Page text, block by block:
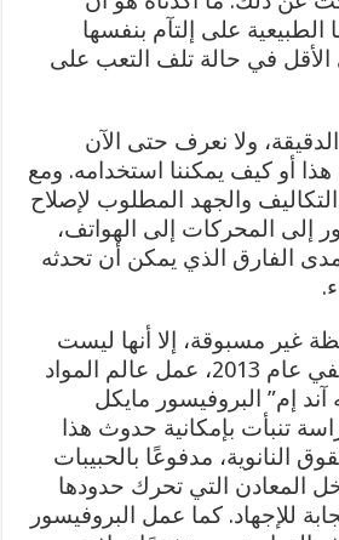
الطبيعية على إلتآم بنفسها
في حالة تلف التعب على
ولا نعرف حتى الآن
أو كيف يمكننا استخدامه. ومع
والجهد المطلوب لإصلاح
المحركات إلى الهواتف،
الفارق الذي يمكن أن تحدثه
غير مسبوقة، إلا أنها ليست
غير متوقعة تمامًا. ففي عام 2013، عمل عالم المواد
إم” البروفيسور مايكل
تنبأت بإمكانية حدوث هذا
النانوية، مدفوعًا بالحبيبات
المعادن التي تحرك حدودها
للإجهاد. كما عمل البروفيسور